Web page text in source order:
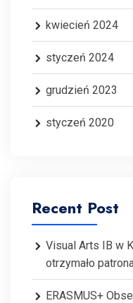
kwiecień 2024
styczeń 2024
grudzień 2023
styczeń 2020
Recent Post
Visual Arts IB w
otrzymało
ERASMUS+